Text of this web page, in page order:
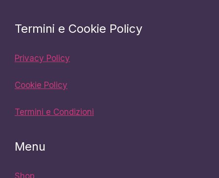
Termini e Cookie Policy
Privacy Policy
Cookie Policy
Termini e Condizioni
Menu